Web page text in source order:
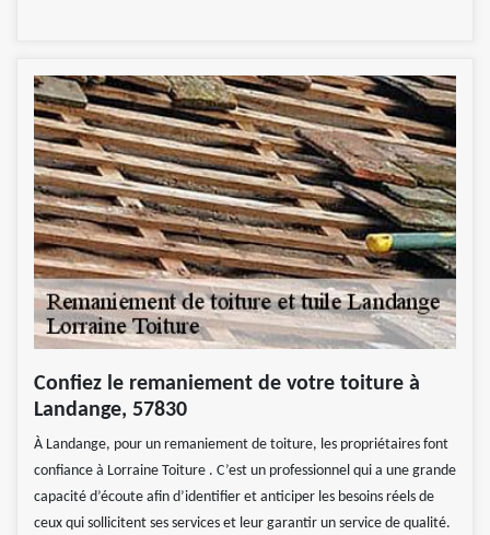
Confiez le remaniement de votre toiture à
Landange, 57830
À Landange, pour un remaniement de toiture, les propriétaires font
confiance à Lorraine Toiture . C’est un professionnel qui a une grande
capacité d’écoute afin d’identifier et anticiper les besoins réels de
ceux qui sollicitent ses services et leur garantir un service de qualité.